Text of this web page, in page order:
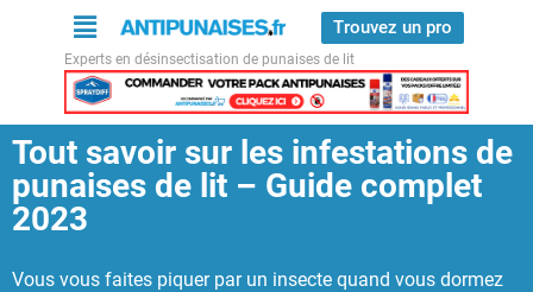
Trouvez un pro
Experts en désinsectisation de punaises de lit
Tout savoir sur les infestations de
punaises de lit – Guide complet
2023
Vous vous faites piquer par un insecte quand vous dormez